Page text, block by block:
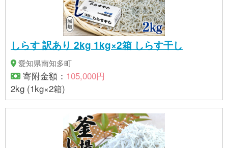
しらす 訳あり 2kg 1kg×2箱 しらす干し
愛知県南知多町
寄附金額： 105,000円
2kg (1kg×2箱)